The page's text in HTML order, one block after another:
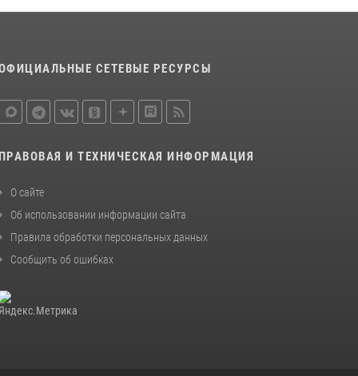
СЕТЕВЫЕ РЕСУРСЫ
ПРАВОВАЯ И ТЕХНИЧЕСКАЯ ИНФОРМАЦИЯ
О сайте
Об использовании информации сайта
Правила обработки персональных данных
Сообщить об ошибках